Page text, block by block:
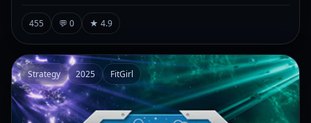
455 💬 0 ★ 4.9
Strategy 2025 FitGirl